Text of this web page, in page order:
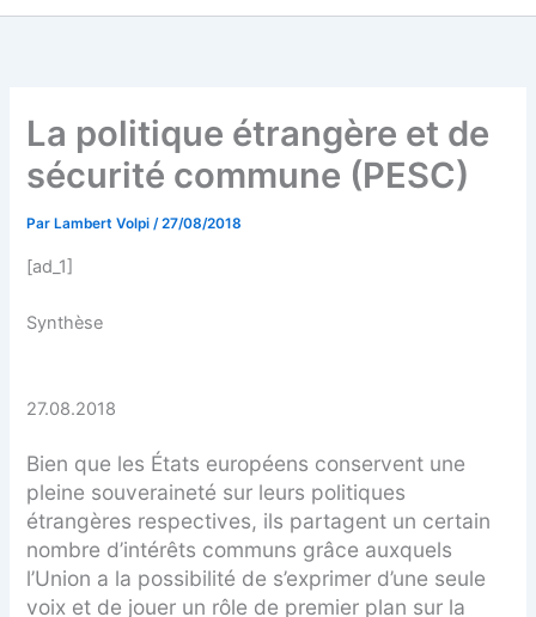
La politique étrangère et de
sécurité commune (PESC)
Par Lambert Volpi/27/08/2018
[ad_1]
Synthèse
27.08.2018
Bien que les États européens conservent une
pleine souveraineté sur leurs politiques
étrangères respectives, ils partagent un certain
nombre d’intérêts communs grâce auxquels
l’Union a la possibilité de s’exprimer d’une seule
voix et de jouer un rôle de premier plan sur la